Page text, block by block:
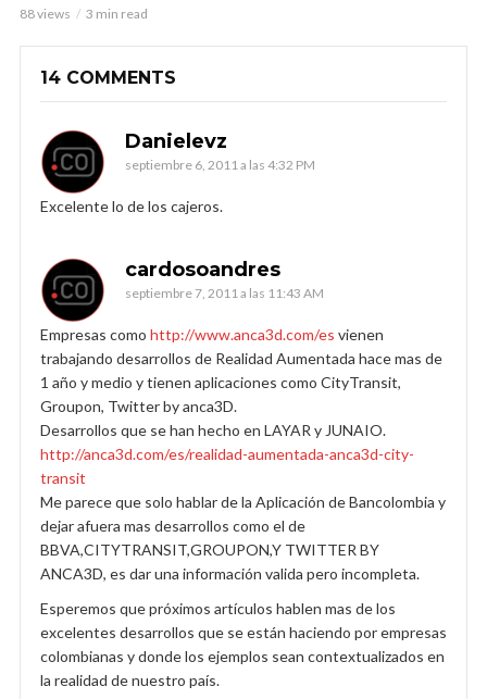
88 views 3 min read
14 COMMENTS
Danielevz
septiembre 6, 2011 a las 4:32 PM
Excelente lo de los cajeros.
cardosoandres
septiembre 7, 2011 a las 11:43 AM
Empresas como http://www.anca3d.com/es vienen
trabajando desarrollos de Realidad Aumentada hace mas de
1 año y medio y tienen aplicaciones como CityTransit,
Groupon, Twitter by anca3D.
Desarrollos que se han hecho en LAYAR y JUNAIO.
http://anca3d.com/es/realidad-aumentada-anca3d-city-
transit
Me parece que solo hablar de la Aplicación de Bancolombia y
dejar afuera mas desarrollos como el de
BBVA,CITYTRANSIT,GROUPON,Y TWITTER BY
ANCA3D, es dar una información valida pero incompleta.
Esperemos que próximos artículos hablen mas de los
excelentes desarrollos que se están haciendo por empresas
colombianas y donde los ejemplos sean contextualizados en
la realidad de nuestro país.